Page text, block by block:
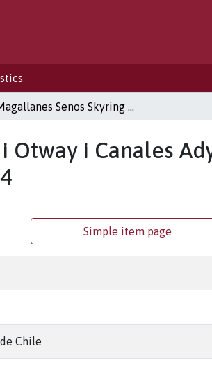
Magallanes Senos Skyring i Otway i Canales Adyacentes. Exploraciones de la marina de Chile hasta 1904
Otway i Canales
Simple item page
Chile